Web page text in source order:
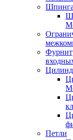
Петли